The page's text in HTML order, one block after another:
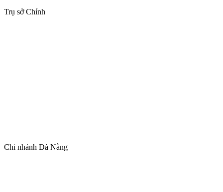
Trụ sở Chính
Chi nhánh Đà Nẵng